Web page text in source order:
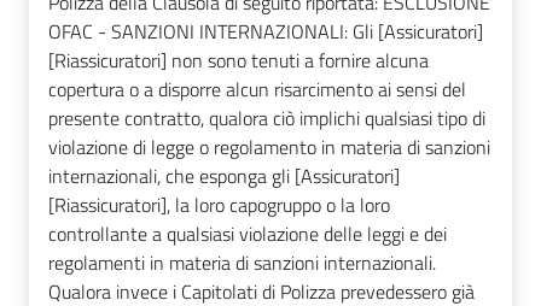
OFAC - SANZIONI INTERNAZIONALI: Gli [Assicuratori]
[Riassicuratori] non sono tenuti a fornire alcuna
copertura o a disporre alcun risarcimento ai sensi del
presente contratto, qualora ciò implichi qualsiasi tipo di
violazione di legge o regolamento in materia di sanzioni
internazionali, che esponga gli [Assicuratori]
[Riassicuratori], la loro capogruppo o la loro
controllante a qualsiasi violazione delle leggi e dei
regolamenti in materia di sanzioni internazionali.
Qualora invece i Capitolati di Polizza prevedessero già